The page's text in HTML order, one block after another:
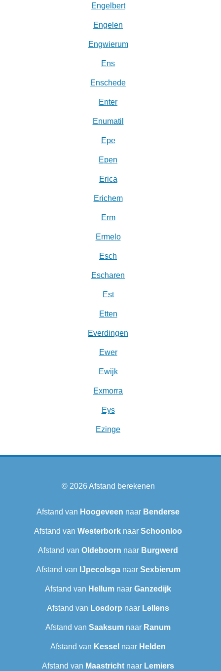
Engelbert
Engelen
Engwierum
Ens
Enschede
Enter
Enumatil
Epe
Epen
Erica
Erichem
Erm
Ermelo
Esch
Escharen
Est
Etten
Everdingen
Ewer
Ewijk
Exmorra
Eys
Ezinge
© 2026Afstand berekenen
Afstand van Hoogeveen naar Benderse
Afstand van Westerbork naar Schoonloo
Afstand van Oldeboorn naar Burgwerd
Afstand van IJpecolsganaar Sexbierum‎
Afstand van Hellum naar Ganzedijk
Afstand van Losdorp naar Lellens
Afstand van Saaksum naar Ranum
Afstand van Kessel naar Helden
Afstand van Maastricht naar Lemiers